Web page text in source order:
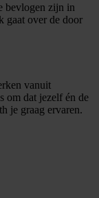
bevlogen zijn in
gaat over de door
vanuit
om dat jezelf én de
je graag ervaren.